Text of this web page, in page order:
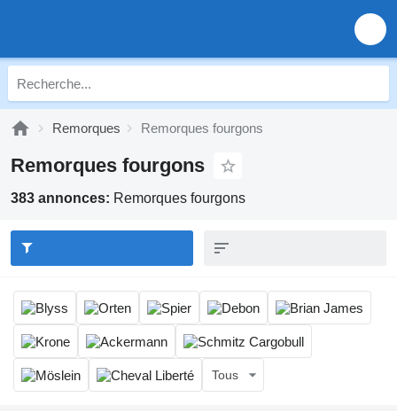
Remorques Remorques fourgons
Remorques fourgons
383 annonces: Remorques fourgons
Tous